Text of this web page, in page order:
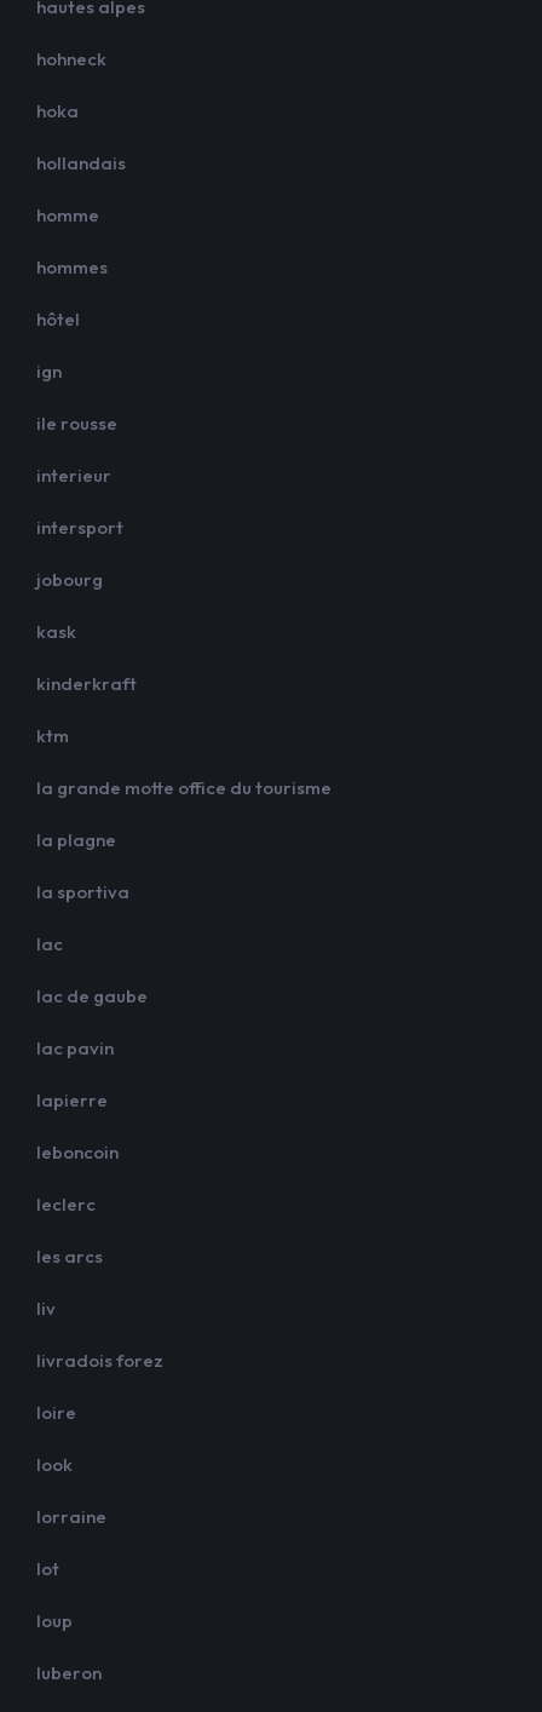
hautes alpes
hohneck
hoka
hollandais
homme
hommes
hôtel
ign
ile rousse
interieur
intersport
jobourg
kask
kinderkraft
ktm
la grande motte office du tourisme
la plagne
la sportiva
lac
lac de gaube
lac pavin
lapierre
leboncoin
leclerc
les arcs
liv
livradois forez
loire
look
lorraine
lot
loup
luberon